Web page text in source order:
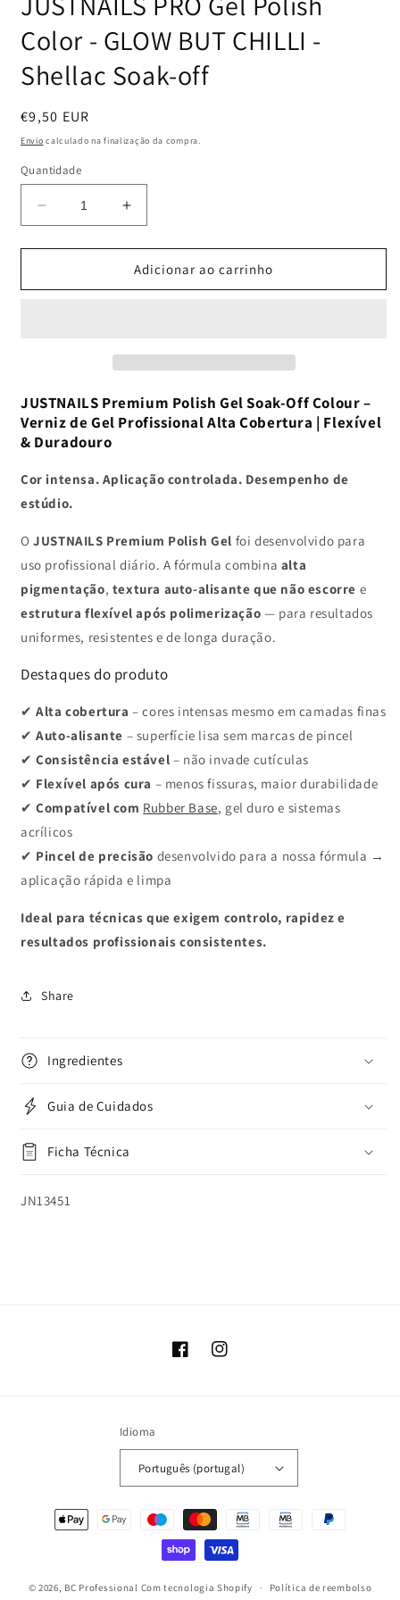
Color - GLOW BUT CHILLI -
Shellac Soak-off
Preço
normal
€9,50 EUR
Envio calculado na finalização da compra.
Quantidade
Diminuir
a
quantidade
JUSTNAILS
GLOW
BUT
CHILLI
Shellac
Soak-
off
Aumentar
a
quantidade
de
JUSTNAILS
GLOW
BUT
Shellac
Adicionar ao carrinho
JUSTNAILS Premium Polish Gel Soak-Off Colour –
Verniz de Gel Profissional Alta Cobertura | Flexível
& Duradouro
Cor intensa. Aplicação controlada. Desempenho de
estúdio.
OJUSTNAILS Premium Polish Gel foi desenvolvido para
uso profissional diário. A fórmula combina alta
pigmentação, textura auto-alisante que não escorre e
estrutura flexível após polimerização — para resultados
uniformes, resistentes e de longa duração.
Destaques do produto
✔Alta cobertura – cores intensas mesmo em camadas finas
✔Auto-alisante – superfície lisa sem marcas de pincel
✔Consistência estável – não invade cutículas
✔ Flexível após cura – menos fissuras, maior durabilidade
✔Compatível com Rubber Base, gel duro e sistemas
acrílicos
✔ Pincel de precisão desenvolvido para a nossa fórmula →
aplicação rápida e limpa
Ideal para técnicas que exigem controlo, rapidez e
resultados profissionais consistentes.
Share
Ingredientes
Guia de Cuidados
Ficha Técnica
SKU:
JN13451
FacebookInstagram
Idioma
Português (portugal)
Métodos
© 2026, BC Professional Com tecnologia Shopify Política de reembolso